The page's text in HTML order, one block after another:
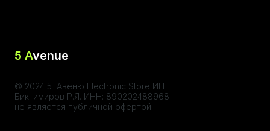
5 Avenue
© 2024 5 Авеню Electronic Store ИП
Биктимиров Р.Я. ИНН: 890202488968
не является публичной офертой